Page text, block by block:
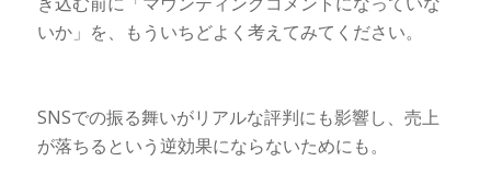
いか」を、もういちどよく考えてみてください。
SNSでの振る舞いがリアルな評判にも影響し、売上
が落ちるという逆効果にならないためにも。